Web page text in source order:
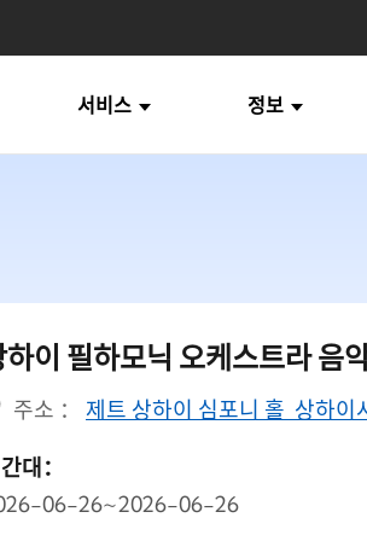
서비스 정보
하이 필하모닉 오케스트라 음
주소 ： 제트 상하이 심포니 홀 상하이
대：
06-26~2026-06-26